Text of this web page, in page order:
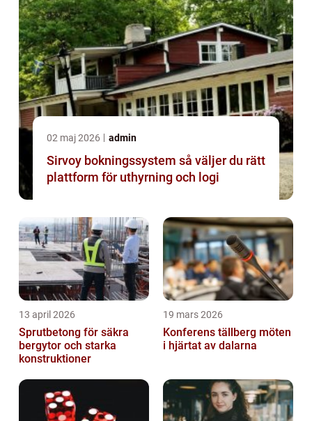
02 maj 2026 admin
Sirvoy bokningssystem så väljer du rätt
plattform för uthyrning och logi
13 april 2026
Sprutbetong för säkra
bergytor och starka
konstruktioner
19 mars 2026
Konferens tällberg möten
i hjärtat av dalarna